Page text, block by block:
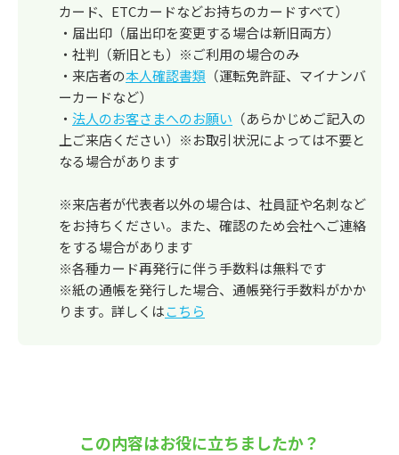
カード、ETCカードなどお持ちのカードすべて）
・届出印（届出印を変更する場合は新旧両方）
・社判（新旧とも）※ご利用の場合のみ
・来店者の本人確認書類 （運転免許証、マイナンバ
ーカードなど）
・ 法人のお客さまへのお願い （あらかじめご記入の
上ご来店ください）※お取引状況によっては不要と
なる場合があります
※来店者が代表者以外の場合は、社員証や名刺など
をお持ちください。また、確認のため会社へご連絡
をする場合があります
※各種カード再発行に伴う手数料は無料です
※紙の通帳を発行した場合、通帳発行手数料がかか
ります。詳しくはこちら
この内容はお役に立ちましたか？